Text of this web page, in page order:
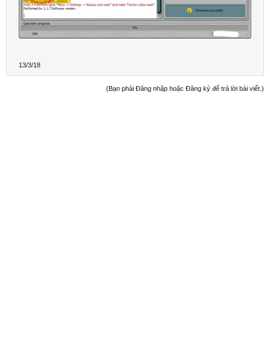
13/3/18
(Bạn phải Đăng nhập hoặc Đăng ký để trả lời bài viết.)